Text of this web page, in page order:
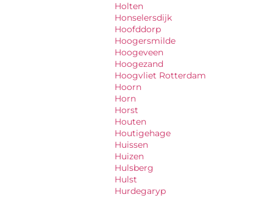
Holten
Honselersdijk
Hoofddorp
Hoogersmilde
Hoogeveen
Hoogezand
Hoogvliet Rotterdam
Hoorn
Horn
Horst
Houten
Houtigehage
Huissen
Huizen
Hulsberg
Hulst
Hurdegaryp